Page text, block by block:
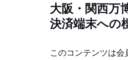
大阪・関西万
決済端末への
このコンテンツは会